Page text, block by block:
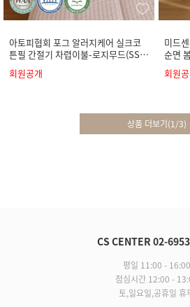
아토피협회 포그 알러지케어 실크코
튼필 간절기 차렵이불-로지무드(SS/
회원공개
미드
순면
회원
상품 더보기(1/3)
CS CENTER 02-
평일 11:00 - 16:00
점심시간 12:00 -
토,일요일,공휴일 휴